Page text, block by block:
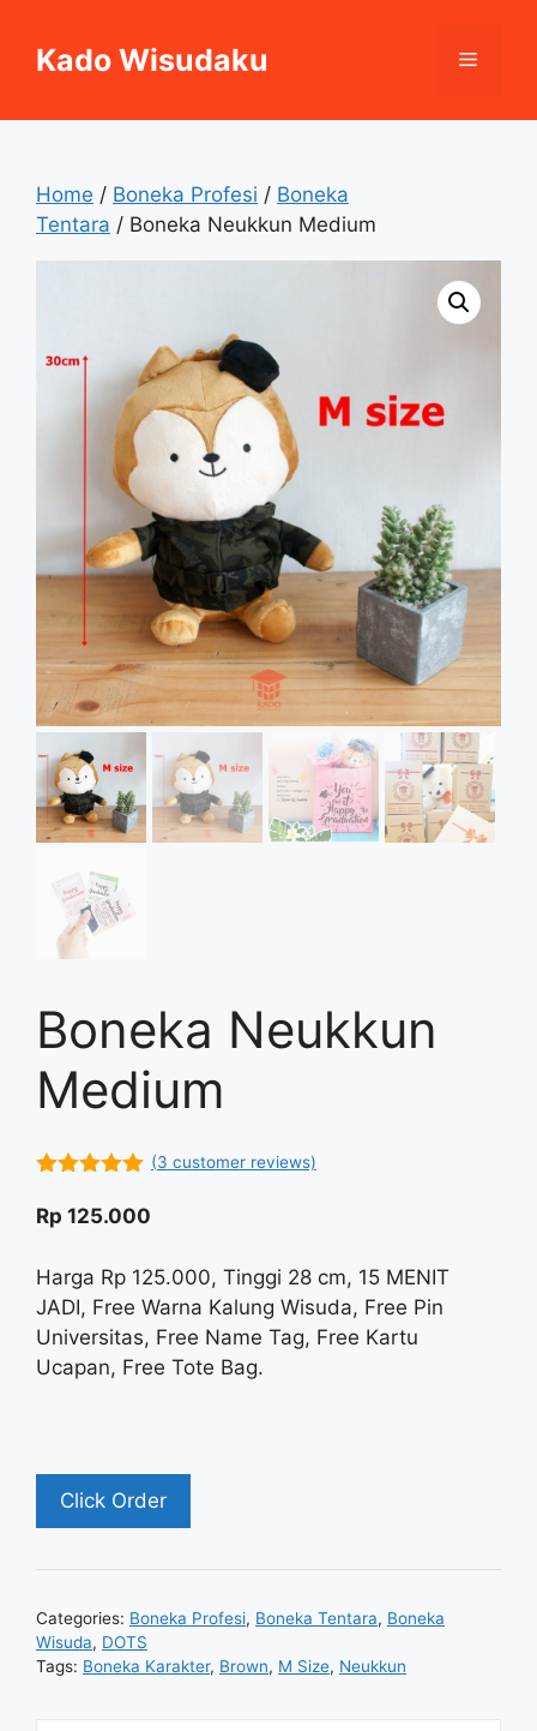
contentKado Wisudaku Menu
Home / Boneka Profesi / Boneka
Tentara / Boneka Neukkun Medium
Boneka Neukkun
Medium
5
(3 customer reviews)
Rp 125.000
Harga Rp 125.000, Tinggi 28 cm, 15 MENIT
JADI, Free Warna Kalung Wisuda, Free Pin
Universitas, Free Name Tag, Free Kartu
Ucapan, Free Tote Bag.
Click Order
Categories: Boneka Profesi, Boneka Tentara, Boneka
Wisuda, DOTS
Tags: Boneka Karakter, Brown, M Size, Neukkun